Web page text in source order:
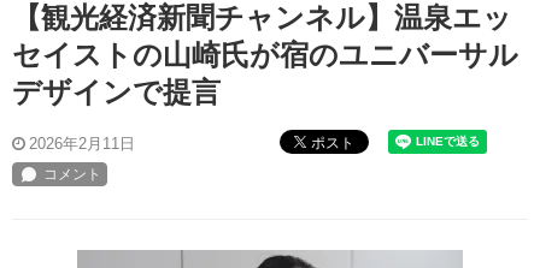
【観光経済新聞チャンネル】温泉エッ
セイストの山崎氏が宿のユニバーサル
デザインで提言
2026年2月11日 ポスト